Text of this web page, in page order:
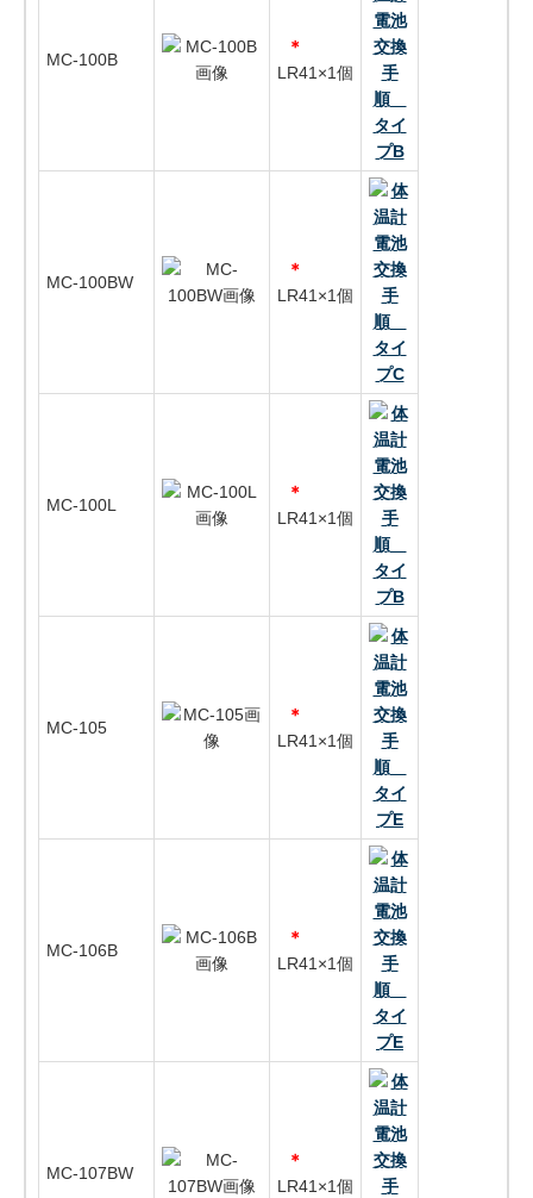
MC-100B
＊
LR41×1個
MC-100BW
＊
LR41×1個
MC-100L
＊
LR41×1個
MC-105
＊
LR41×1個
MC-106B
＊
LR41×1個
MC-107BW
＊
LR41×1個